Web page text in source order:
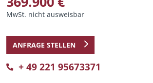
MwSt. nicht ausweisbar
ANFRAGE STELLEN
+ 49 221 95673371